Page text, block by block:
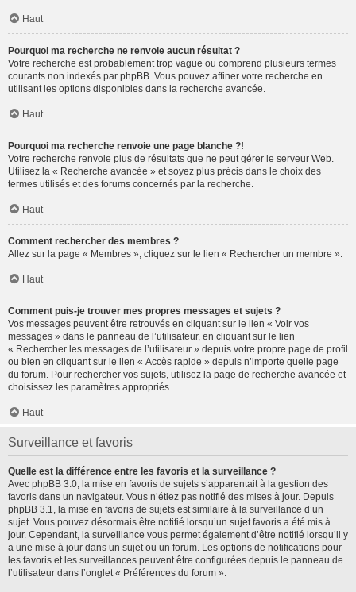
Haut
Pourquoi ma recherche ne renvoie aucun résultat ?
Votre recherche est probablement trop vague ou comprend plusieurs termes
courants non indexés par phpBB. Vous pouvez affiner votre recherche en
utilisant les options disponibles dans la recherche avancée.
Haut
Pourquoi ma recherche renvoie une page blanche ?!
Votre recherche renvoie plus de résultats que ne peut gérer le serveur Web.
Utilisez la « Recherche avancée » et soyez plus précis dans le choix des
termes utilisés et des forums concernés par la recherche.
Haut
Comment rechercher des membres ?
Allez sur la page « Membres », cliquez sur le lien « Rechercher un membre ».
Haut
Comment puis-je trouver mes propres messages et sujets ?
Vos messages peuvent être retrouvés en cliquant sur le lien « Voir vos
messages » dans le panneau de l’utilisateur, en cliquant sur le lien
« Rechercher les messages de l’utilisateur » depuis votre propre page de profil
ou bien en cliquant sur le lien « Accès rapide » depuis n’importe quelle page
du forum. Pour rechercher vos sujets, utilisez la page de recherche avancée et
choisissez les paramètres appropriés.
Haut
Surveillance et favoris
Quelle est la différence entre les favoris et la surveillance ?
Avec phpBB 3.0, la mise en favoris de sujets s’apparentait à la gestion des
favoris dans un navigateur. Vous n’étiez pas notifié des mises à jour. Depuis
phpBB 3.1, la mise en favoris de sujets est similaire à la surveillance d’un
sujet. Vous pouvez désormais être notifié lorsqu’un sujet favoris a été mis à
jour. Cependant, la surveillance vous permet également d’être notifié lorsqu’il y
a une mise à jour dans un sujet ou un forum. Les options de notifications pour
les favoris et les surveillances peuvent être configurées depuis le panneau de
l’utilisateur dans l’onglet « Préférences du forum ».